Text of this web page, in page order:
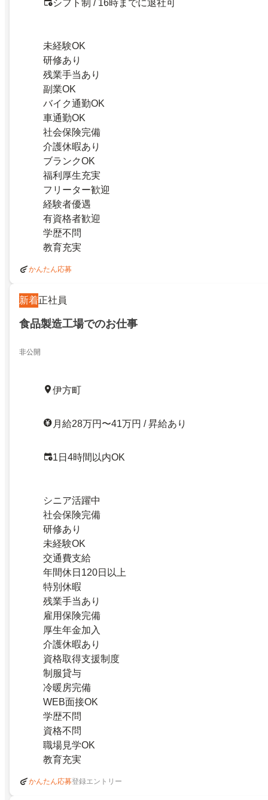
シフト制 / 16時までに退社可
未経験OK
研修あり
残業手当あり
副業OK
バイク通勤OK
車通勤OK
社会保険完備
介護休暇あり
ブランクOK
福利厚生充実
フリーター歓迎
経験者優遇
有資格者歓迎
学歴不問
教育充実
かんたん応募
新着正社員
食品製造工場でのお仕事
非公開
伊方町
月給28万円〜41万円 / 昇給あり
1日4時間以内OK
シニア活躍中
社会保険完備
研修あり
未経験OK
交通費支給
年間休日120日以上
特別休暇
残業手当あり
雇用保険完備
厚生年金加入
介護休暇あり
資格取得支援制度
制服貸与
冷暖房完備
WEB面接OK
学歴不問
資格不問
職場見学OK
教育充実
かんたん応募登録エントリー